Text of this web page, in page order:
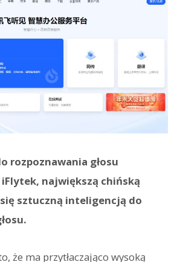
rozpoznawania głosu
największą chińską
sztuczną inteligencją do
że ma przytłaczająco wysoką